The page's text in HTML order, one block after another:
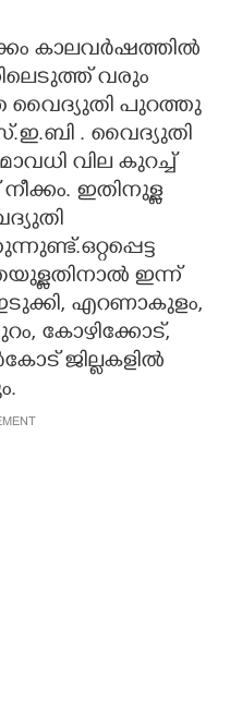
കാലവർഷത്തിൽ
വരും
വൈദ്യുതി പുറത്തു
. വൈദ്യുതി
വില കുറച്ച്
ഇതിനുള്ള
ഇന്ന്
എറണാകുളം,
കോഴിക്കോട്,
ജില്ലകളിൽ